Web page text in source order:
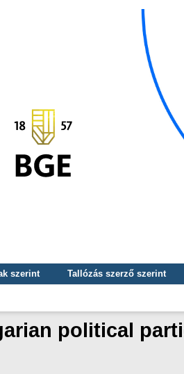
szerint Tallózás szerző szerint
political